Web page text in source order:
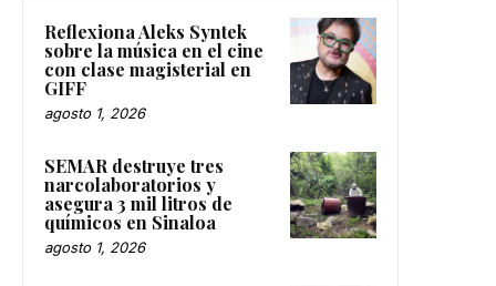
Reflexiona Aleks Syntek
sobre la música en el cine
con clase magisterial en
GIFF
agosto 1, 2026
SEMAR destruye tres
narcolaboratorios y
asegura 3 mil litros de
químicos en Sinaloa
agosto 1, 2026